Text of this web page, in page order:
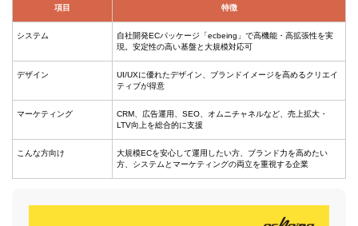
項目 特徴
システム
自社開発ECパッケージ「ecbeing」で高機能・高拡張性を実
現。安定性の高い基盤と大規模対応可
デザイン
UI/UXに優れたデザイン、ブランドイメージを高めるクリエイ
ティブが得意
マーケティング
CRM、広告運用、SEO、オムニチャネルなど、売上拡大・
LTV向上を総合的に支援
こんな方向け
大規模ECを安心して運用したい方、ブランド力を高めたい
方、システムとマーケティングの両立を重視する企業